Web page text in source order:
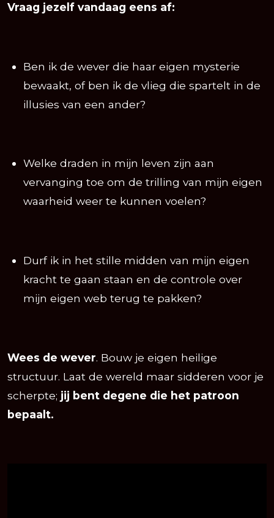
Vraag jezelf vandaag eens af:
Ben ik de wever die haar eigen mysterie
bewaakt, of ben ik de vlieg die spartelt in de
illusies van een ander?
Welke draden in mijn leven zijn aan
vervanging toe om de trilling van mijn eigen
waarheid weer te kunnen voelen?
Durf ik in het stille midden van mijn eigen
kracht te gaan staan en de controle over
mijn eigen web terug te pakken?
Wees de wever. Bouw je eigen heilige
structuur. Laat de wereld maar sidderen voor je
scherpte; jij bent degene die het patroon
bepaalt.